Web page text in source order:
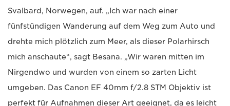
Svalbard, Norwegen, auf. „Ich war nach einer
fünfstündigen Wanderung auf dem Weg zum Auto und
drehte mich plötzlich zum Meer, als dieser Polarhirsch
mich anschaute“, sagt Besana. „Wir waren mitten im
Nirgendwo und wurden von einem so zarten Licht
umgeben. Das Canon EF 40mm f/2.8 STM Objektiv ist
perfekt für Aufnahmen dieser Art geeignet, da es leicht